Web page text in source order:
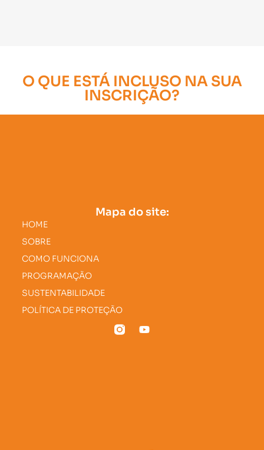
O QUE ESTÁ INCLUSO NA SUA
INSCRIÇÃO?
Mapa do site:
HOME
SOBRE
COMO FUNCIONA
PROGRAMAÇÃO
SUSTENTABILIDADE
POLÍTICA DE PROTEÇÃO